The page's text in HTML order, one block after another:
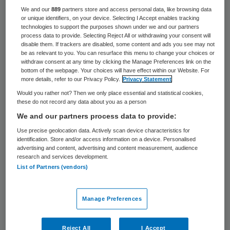
Een zorgboerderij op Schokland (Flevoland)
is woensdagavond in vlammen opgegaan
door een grote brand. De Veiligheidsregio
Flevoland meldt dat het gebouw aan de
Oud Emmeloorderweg als verloren moet
worden beschouwd.
Op het moment van de brand waren geen
mensen aanwezig. Een bijgebouw is wel
gered. De zorgboerderij werd gebruikt voor
Onduidelijk is nog hoe de brand is ontstaan.
De brandweer meldt op Twitter dat de
We and our889 partners store and access personal data, like browsing data
or unique identifiers, on your device. Selecting I Accept enables tracking
technologies to support the purposes shown under we and our partners
process data to provide. Selecting Reject All or withdrawing your consent will
disable them. If trackers are disabled, some content and ads you see may not
be as relevant to you. You can resurface this menu to change your choices or
withdraw consent at any time by clicking the Manage Preferences link on the
bottom of the webpage. Your choices will have effect within our Website. For
more details, refer to our Privacy Policy.
Privacy Statement
Would you rather not? Then we only place essential and statistical cookies,
these do not record any data about you as a person
We and our partners process data to provide:
Use precise geolocation data. Actively scan device characteristics for
identification. Store and/or access information on a device. Personalised
advertising and content, advertising and content measurement, audience
research and services development.
List of Partners (vendors)
Manage Preferences
Reject All I Accept